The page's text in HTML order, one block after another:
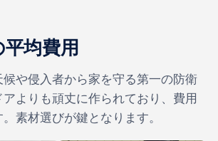
均費用
や侵入者から家を守る第一の防衛
よりも頑丈に作られており、費用
素材選びが鍵となります。